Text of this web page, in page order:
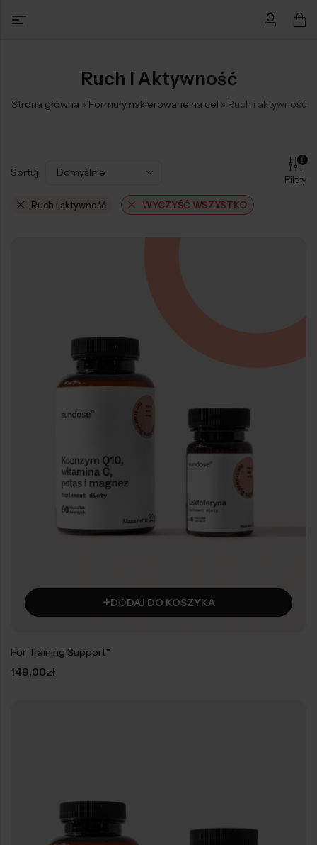
Ruch I Aktywność
Strona główna » Formuły nakierowane na cel » Ruch i aktywność
1
Filtry
Sortuj
Ruch i aktywność WYCZYŚĆ WSZYSTKO
+DODAJ DO KOSZYKA
For Training Support°
149,00zł